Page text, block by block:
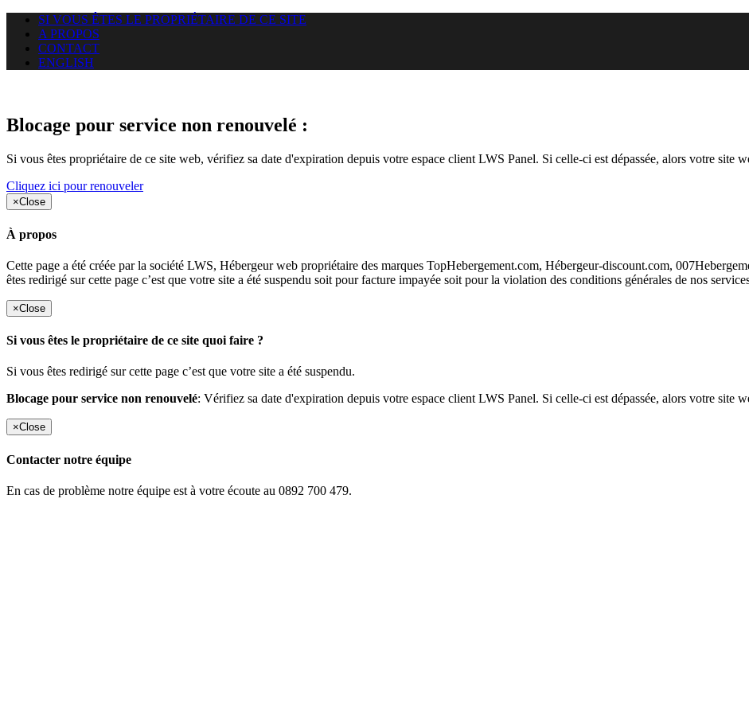
SI VOUS ÊTES LE PROPRIÉTAIRE DE CE SITE
A PROPOS
CONTACT
ENGLISH
Blocage pour service non renouvelé :
Si vous êtes propriétaire de ce site web, vérifiez sa date d'expiration depuis votre espace client LWS Panel. Si celle-ci est dépassée, alors votre site
Cliquez ici pour renouveler
×Close
À propos
Cette page a été créée par la société LWS, Hébergeur web propriétaire des marques TopHebergement.com, Hébergeur-discount.com,
êtes redirigé sur cette page c’est que votre site a été suspendu soit pour facture impayée soit pour la violation des conditions générales de nos
×Close
Si vous êtes le propriétaire de ce site quoi faire ?
Si vous êtes redirigé sur cette page c’est que votre site a été suspendu.
Blocage pour service non renouvelé: Vérifiez sa date d'expiration depuis votre espace client LWS Panel. Si celle-ci est dépassée, alors votre site
×Close
Contacter notre équipe
En cas de problème notre équipe est à votre écoute au 0892 700 479.